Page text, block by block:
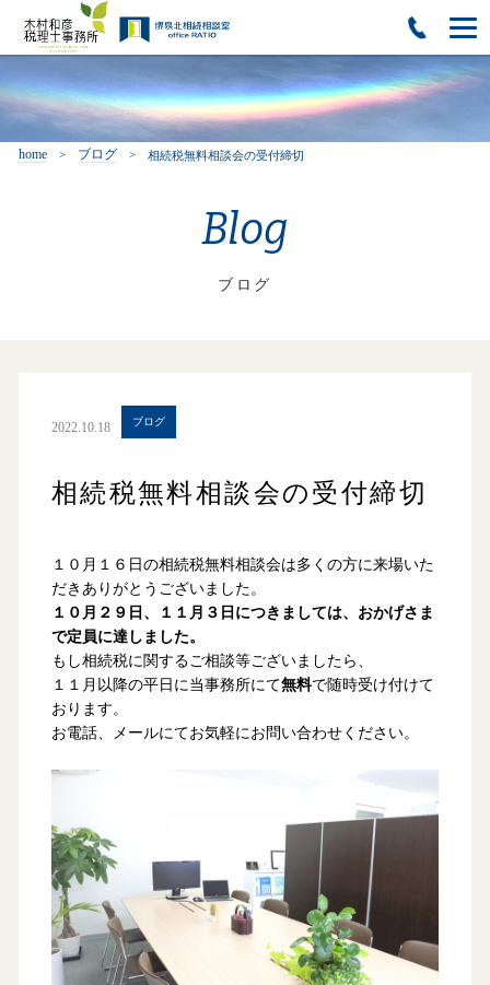
home ブログ 相続税無料相談会の受付締切
Blog
ブログ
2022.10.18 ブログ
相続税無料相談会の受付締切
１０月１６日の相続税無料相談会は多くの方に来場いた
だきありがとうございました。
１０月２９日、１１月３日につきましては、おかげさま
で定員に達しました。
もし相続税に関するご相談等ございましたら、
１１月以降の平日に当事務所にて無料で随時受け付けて
おります。
お電話、メールにてお気軽にお問い合わせください。